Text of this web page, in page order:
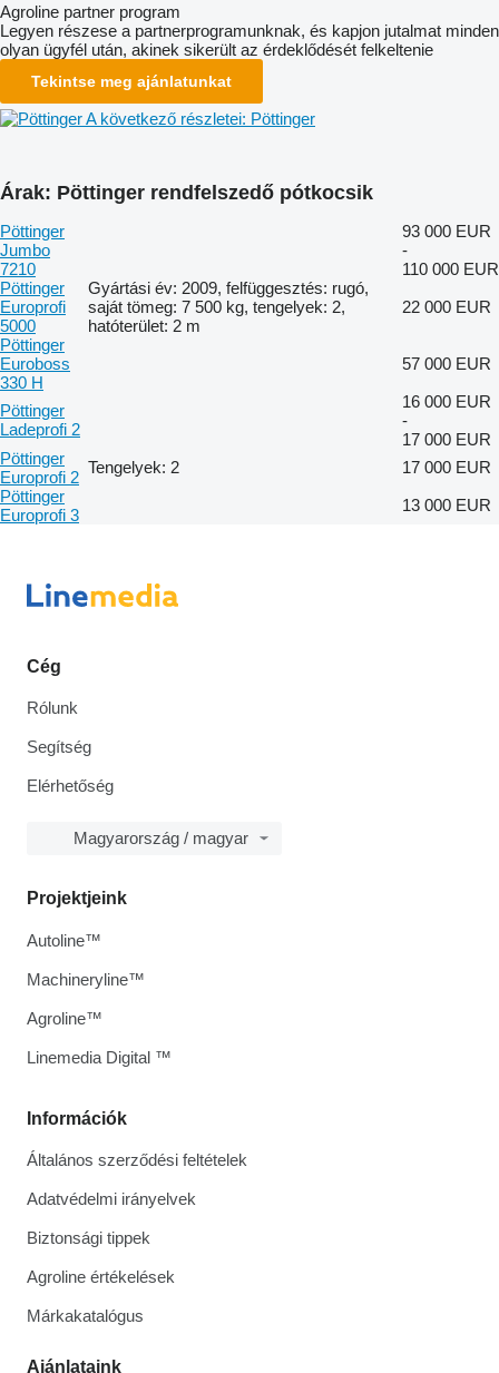
Agroline partner program
Legyen részese a partnerprogramunknak, és kapjon jutalmat minden
olyan ügyfél után, akinek sikerült az érdeklődését felkeltenie
Tekintse meg ajánlatunkat
A következő részletei: Pöttinger
Árak: Pöttinger rendfelszedő pótkocsik
Pöttinger
Jumbo
7210
93 000 EUR
-
110 000 EUR
Pöttinger
Europrofi
5000
Gyártási év: 2009, felfüggesztés: rugó,
saját tömeg: 7 500 kg, tengelyek: 2,
hatóterület: 2 m
22 000 EUR
Pöttinger
Euroboss
330 H
57 000 EUR
Pöttinger
Ladeprofi 2
16 000 EUR
-
17 000 EUR
Pöttinger
Europrofi 2
Tengelyek: 2
17 000 EUR
Pöttinger
Europrofi 3
13 000 EUR
Cég
Rólunk
Segítség
Elérhetőség
Magyarország / magyar
Információk
Általános szerződési feltételek
Adatvédelmi irányelvek
Biztonsági tippek
Agroline értékelések
Márkakatalógus
Ajánlataink
Projektjeink
Autoline™
Machineryline™
Agroline™
Linemedia Digital ™